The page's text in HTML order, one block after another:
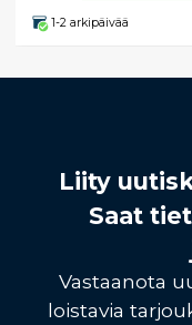
1-2 arkipäivää
Liity
Saat
Vastaanota
loistavia